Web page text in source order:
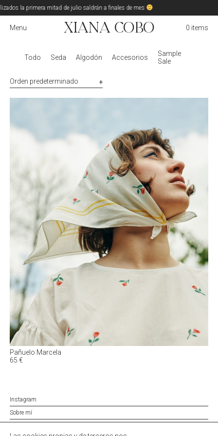
la primera mitad de julio saldrán a finales de mes
Menu Xiana Cobo 0 items
Todo Seda Algodón Accesorios
Sample
Sale
Pañuelo Marcela
65 €
Instagram
Sobre mí